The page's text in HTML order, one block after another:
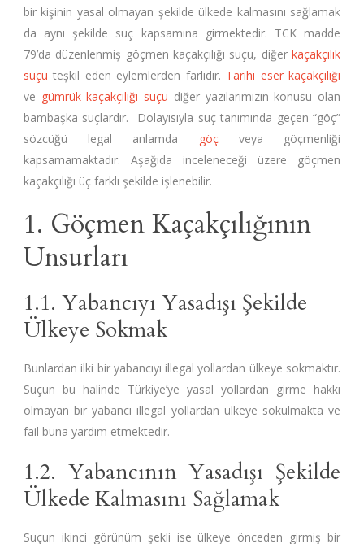
bir kişinin yasal olmayan şekilde ülkede kalmasını sağlamak
da aynı şekilde suç kapsamına girmektedir. TCK madde
79’da düzenlenmiş göçmen kaçakçılığı suçu, diğer kaçakçılık
suçu teşkil eden eylemlerden farlıdır. Tarihi eser kaçakçılığı
ve gümrük kaçakçılığı suçu diğer yazılarımızın konusu olan
bambaşka suçlardır. Dolayısıyla suç tanımında geçen “göç”
sözcüğü legal anlamda göçveya göçmenliği
kapsamamaktadır. Aşağıda inceleneceği üzere göçmen
kaçakçılığı üç farklı şekilde işlenebilir.
1. Göçmen Kaçakçılığının
Unsurları
1.1. Yabancıyı Yasadışı Şekilde
Ülkeye Sokmak
Bunlardan ilki bir yabancıyı illegal yollardan ülkeye sokmaktır.
Suçun bu halinde Türkiye’ye yasal yollardan girme hakkı
olmayan bir yabancı illegal yollardan ülkeye sokulmakta ve
fail buna yardım etmektedir.
1.2. Yabancının Yasadışı Şekilde
Ülkede Kalmasını Sağlamak
Suçun ikinci görünüm şekli ise ülkeye önceden girmiş bir